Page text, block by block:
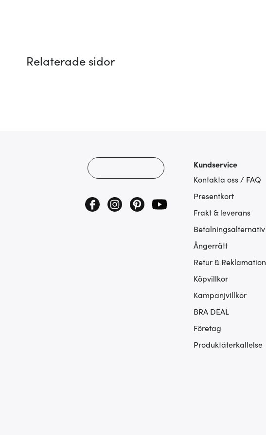
Relaterade sidor
Kundservice
Kontakta oss / FAQ
Presentkort
Frakt & leverans
Betalningsalternativ
Ångerrätt
Retur & Reklamation
Köpvillkor
Kampanjvillkor
BRA DEAL
Företag
Produktåterkallelse